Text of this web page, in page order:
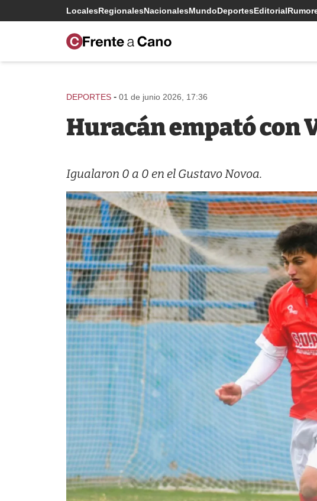
LocalesRegionalesNacionalesMundoDeportesEditorial
DEPORTES - 01 de junio 2026, 17:36
Huracán empató con
Igualaron 0 a 0 en el Gustavo Novoa.